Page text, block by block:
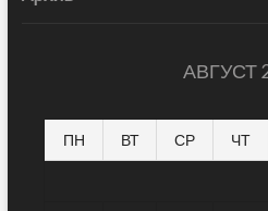
АВГУСТ
ПН ВТ СР ЧТ